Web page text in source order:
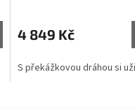
4 849 Kč
S překážkovou dráhou si